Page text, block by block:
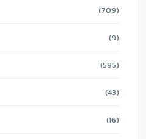
(709)
(9)
(595)
(43)
(16)